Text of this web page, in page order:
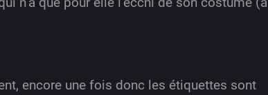
encore une fois donc les étiquettes sont